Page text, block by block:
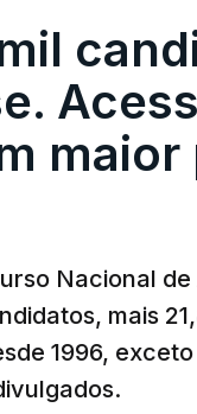
Nacional
mais
1996,